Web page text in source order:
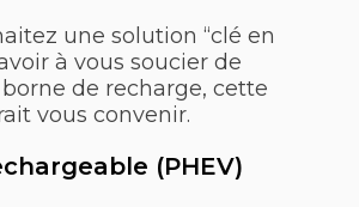
une solution “clé en
à vous soucier de
de recharge, cette
vous convenir.
(PHEV)